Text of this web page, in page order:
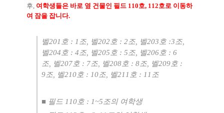
후 여학생들은 바로 옆 건물인 필드 110호, 112호로 이동하
여 잠을 잡니다.
벨201 호 : 1 조 벨202 호 : 2 조 벨203 호 :3 조
벨204 호 : 4 조 벨205 호 : 5 조 벨206 호 : 6
조
벨207 호 : 7조 벨208 호 : 8조 벨209 호 :
9조 벨210 호 : 10조 벨211 호 : 11 조
■ 필드 110 호 : 1~5 조의 여학생